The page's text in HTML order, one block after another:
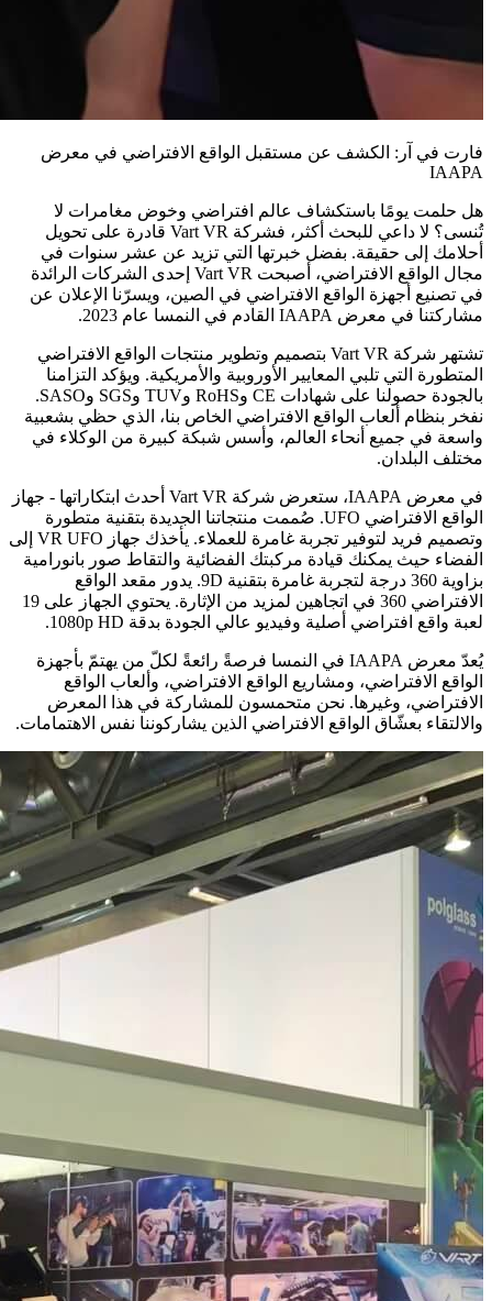
فارت في آر: الكشف عن مستقبل الواقع الافتراضي في معرض
IAAPA
هل حلمت يومًا باستكشاف عالم افتراضي وخوض مغامرات لا
تُنسى؟ لا داعي للبحث أكثر، فشركة Vart VR قادرة على تحويل
أحلامك إلى حقيقة. بفضل خبرتها التي تزيد عن عشر سنوات في
مجال الواقع الافتراضي، أصبحت Vart VR إحدى الشركات الرائدة
في تصنيع أجهزة الواقع الافتراضي في الصين، ويسرّنا الإعلان عن
مشاركتنا في معرض IAAPA القادم في النمسا عام 2023.
تشتهر شركة Vart VR بتصميم وتطوير منتجات الواقع الافتراضي
المتطورة التي تلبي المعايير الأوروبية والأمريكية. ويؤكد التزامنا
بالجودة حصولنا على شهادات CE وRoHS وTUV وSGS وSASO.
نفخر بنظام ألعاب الواقع الافتراضي الخاص بنا، الذي حظي بشعبية
واسعة في جميع أنحاء العالم، وأسس شبكة كبيرة من الوكلاء في
مختلف البلدان.
في معرض IAAPA، ستعرض شركة Vart VR أحدث ابتكاراتها - جهاز
الواقع الافتراضي UFO. صُممت منتجاتنا الجديدة بتقنية متطورة
وتصميم فريد لتوفير تجربة غامرة للعملاء. يأخذك جهاز VR UFO إلى
الفضاء حيث يمكنك قيادة مركبتك الفضائية والتقاط صور بانورامية
بزاوية 360 درجة لتجربة غامرة بتقنية 9D. يدور مقعد الواقع
الافتراضي 360 في اتجاهين لمزيد من الإثارة. يحتوي الجهاز على 19
لعبة واقع افتراضي أصلية وفيديو عالي الجودة بدقة 1080p HD.
يُعدّ معرض IAAPA في النمسا فرصةً رائعةً لكلّ من يهتمّ بأجهزة
الواقع الافتراضي، ومشاريع الواقع الافتراضي، وألعاب الواقع
الافتراضي، وغيرها. نحن متحمسون للمشاركة في هذا المعرض
والالتقاء بعشّاق الواقع الافتراضي الذين يشاركوننا نفس الاهتمامات.